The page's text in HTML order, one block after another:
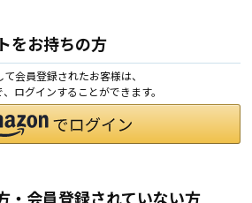
をお持ちの方
会員登録されたお客様は、
ログインすることができます。
・会員登録されていない方